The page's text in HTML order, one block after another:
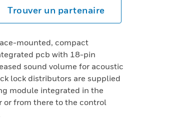
Trouver un partenaire
mounted, compact
pcb with 18-pin
sound volume for acoustic
lock distributors are supplied
module integrated in the
or from there to the control